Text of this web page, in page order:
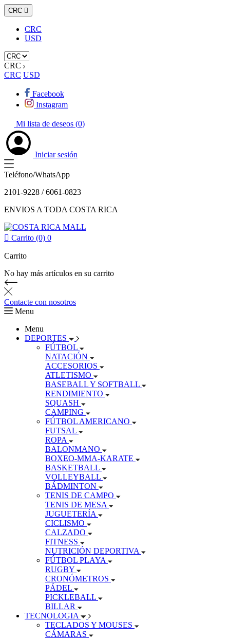
CRC 
CRC
USD
CRC
CRC USD
Facebook
Instagram
Mi lista de deseos (0)
Iniciar sesión
Teléfono/WhatsApp
2101-9228 / 6061-0823
ENVIOS A TODA COSTA RICA
 Carrito (0) 0
Carrito
No hay más artículos en su carrito
Contacte con nosotros
Menu
Menu
DEPORTES
FÚTBOL
NATACIÓN
ACCESORIOS
ATLETISMO
BASEBALL Y SOFTBALL
RENDIMIENTO
SQUASH
CAMPING
FÚTBOL AMERICANO
FUTSAL
ROPA
BALONMANO
BOXEO-MMA-KARATE
BASKETBALL
VOLLEYBALL
BÁDMINTON
TENIS DE CAMPO
TENIS DE MESA
JUGUETERÍA
CICLISMO
CALZADO
FITNESS
NUTRICIÓN DEPORTIVA
FÚTBOL PLAYA
RUGBY
CRONÓMETROS
PÁDEL
PICKLEBALL
BILLAR
TECNOLOGIA
TECLADOS Y MOUSES
CÁMARAS